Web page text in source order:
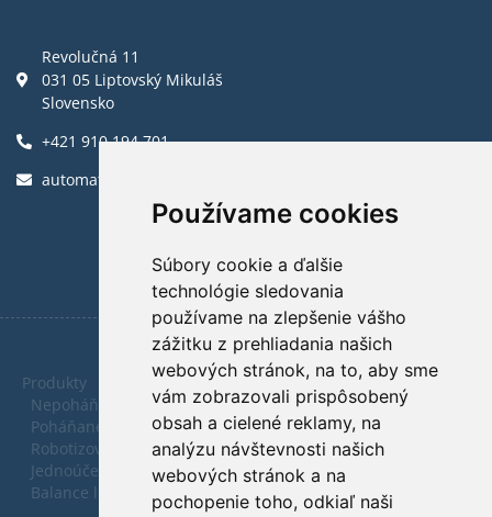
Používame cookies
Súbory cookie a ďalšie
technológie sledovania
používame na zlepšenie vášho
zážitku z prehliadania našich
webových stránok, na to, aby sme
vám zobrazovali prispôsobený
obsah a cielené reklamy, na
analýzu návštevnosti našich
webových stránok a na
pochopenie toho, odkiaľ naši
Revolučná 11
031 05 Liptovský Mikuláš
Slovensko
+421 910 194 701
automatica@automatica.sk
Produkty
Nepoháňané dopravníky
Poháňané dopravníky
Robotizované pracoviská
Jednoúčelové zariadenia
Balance linky